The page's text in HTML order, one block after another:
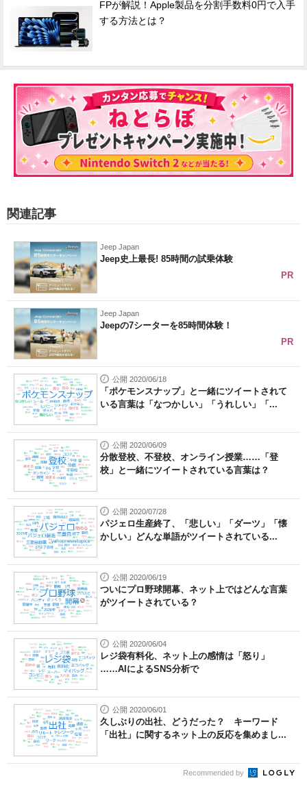
FPが解説！Apple製品を分割手数料0円で入手
する方法とは？
関連記事
Jeep Japan
Jeep史上最長! 85時間の試乗体験
PR
Jeep Japan
Jeepの7シーターを85時間体験！
PR
公開 2020/06/18
「ポケモンスナップ」と一緒にツイートされて
いる言葉は「なつかしい」「うれしい」「...
公開 2020/06/09
分散登校、不登校、オンライン授業……「登
校」と一緒にツイートされている言葉は？
公開 2020/07/28
パジェロ生産終了、「悲しい」「ダーツ」「懐
かしい」どんな単語がツイートされている...
公開 2020/06/19
ついにプロ野球開幕、ネット上ではどんな言葉
がツイートされている？
公開 2020/06/04
レジ袋有料化、ネット上の感情は「怒り」
……AIによるSNS分析で
公開 2020/06/01
久しぶりの出社、どうだった？ キーワード
「出社」に関するネット上の反応を集めまし...
Recommended by